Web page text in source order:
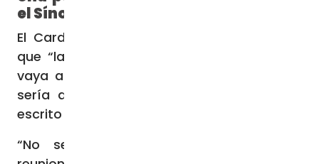
el Sínodo
El Cardenal Sandoval indicó a ACI Prensa
que “la preocupación es que el Sínodo se
vaya a desviar un poco doctrinalmente. Y
sería algo muy, muy triste, que quedaría
escrito en los anales de la Iglesia”.
“No sería la primera vez. Ha habido